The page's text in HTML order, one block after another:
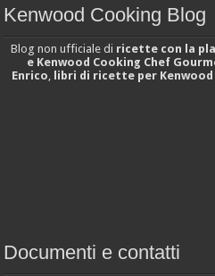
Kenwood Cooking Blog
Blog non ufficiale di ricette con la
e Kenwood Cooking Chef
Enrico libri di ricette per Kenwood
Documenti e contatti